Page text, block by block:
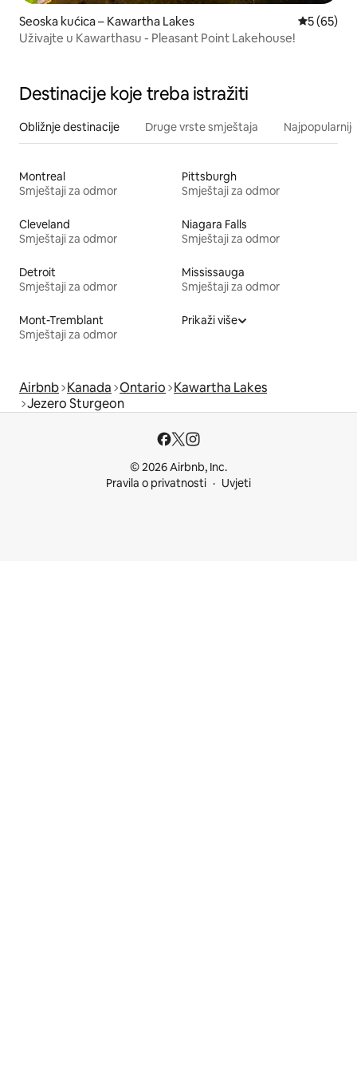
Seoska kućica – Kawartha Lakes Prosječna
5 (65)
Uživajte u Kawarthasu - Pleasant Point Lakehouse!
Destinacije koje treba istražiti
Obližnje destinacije Druge vrste smještaja
Montreal
Smještaji za odmor
Pittsburgh
Smještaji za odmor
Cleveland
Smještaji za odmor
Niagara Falls
Smještaji za odmor
Detroit
Smještaji za odmor
Mississauga
Smještaji za odmor
Mont-Tremblant
Smještaji za odmor
Prikaži više
Airbnb Kanada Ontario Kawartha Lakes
Jezero Sturgeon
© 2026 Airbnb, Inc.
Pravila o privatnosti
Uvjeti